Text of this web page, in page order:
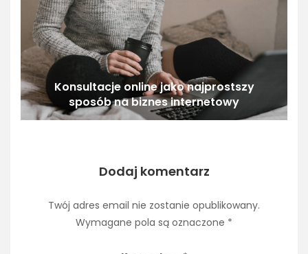
Konsultacje online jako najprostszy
sposób na biznes internetowy
Dodaj komentarz
Twój adres email nie zostanie opublikowany.
Wymagane pola są oznaczone *